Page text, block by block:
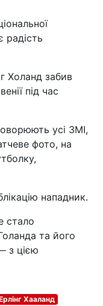
радість
Холанд забив
під час
усі ЗМІ,
фото, на
нападник.
стало
та його
з цією
Хааланд